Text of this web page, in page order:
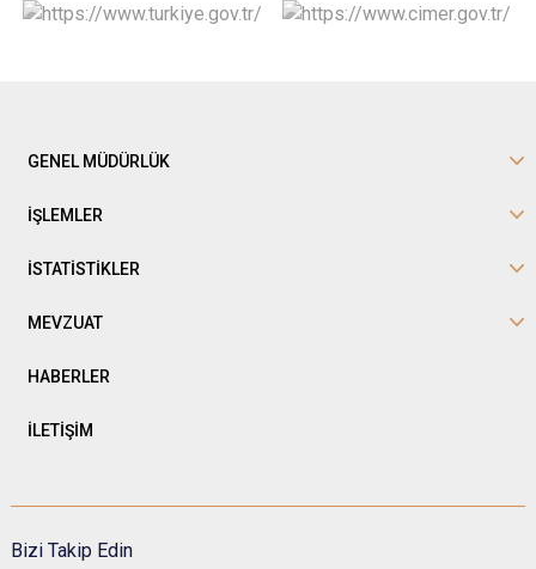
GENEL MÜDÜRLÜK
İŞLEMLER
İSTATİSTİKLER
MEVZUAT
HABERLER
İLETİŞİM
Bizi Takip Edin